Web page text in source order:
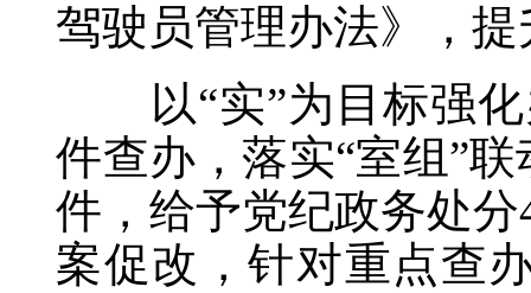
驾驶员管理办法》，
以“实”为目标强化
件查办，落实“室组”
件，给予党纪政务处
案促改，针对重点查